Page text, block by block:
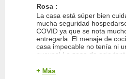
Calidad del sueño
Rosa :
La casa está súper bien
mucha seguridad
COVID ya que se nota
entregarla. El menaje de
casa impecable no tenía ni
nuevos! La zona de ocio
propietaria de dejarnos
+ Más